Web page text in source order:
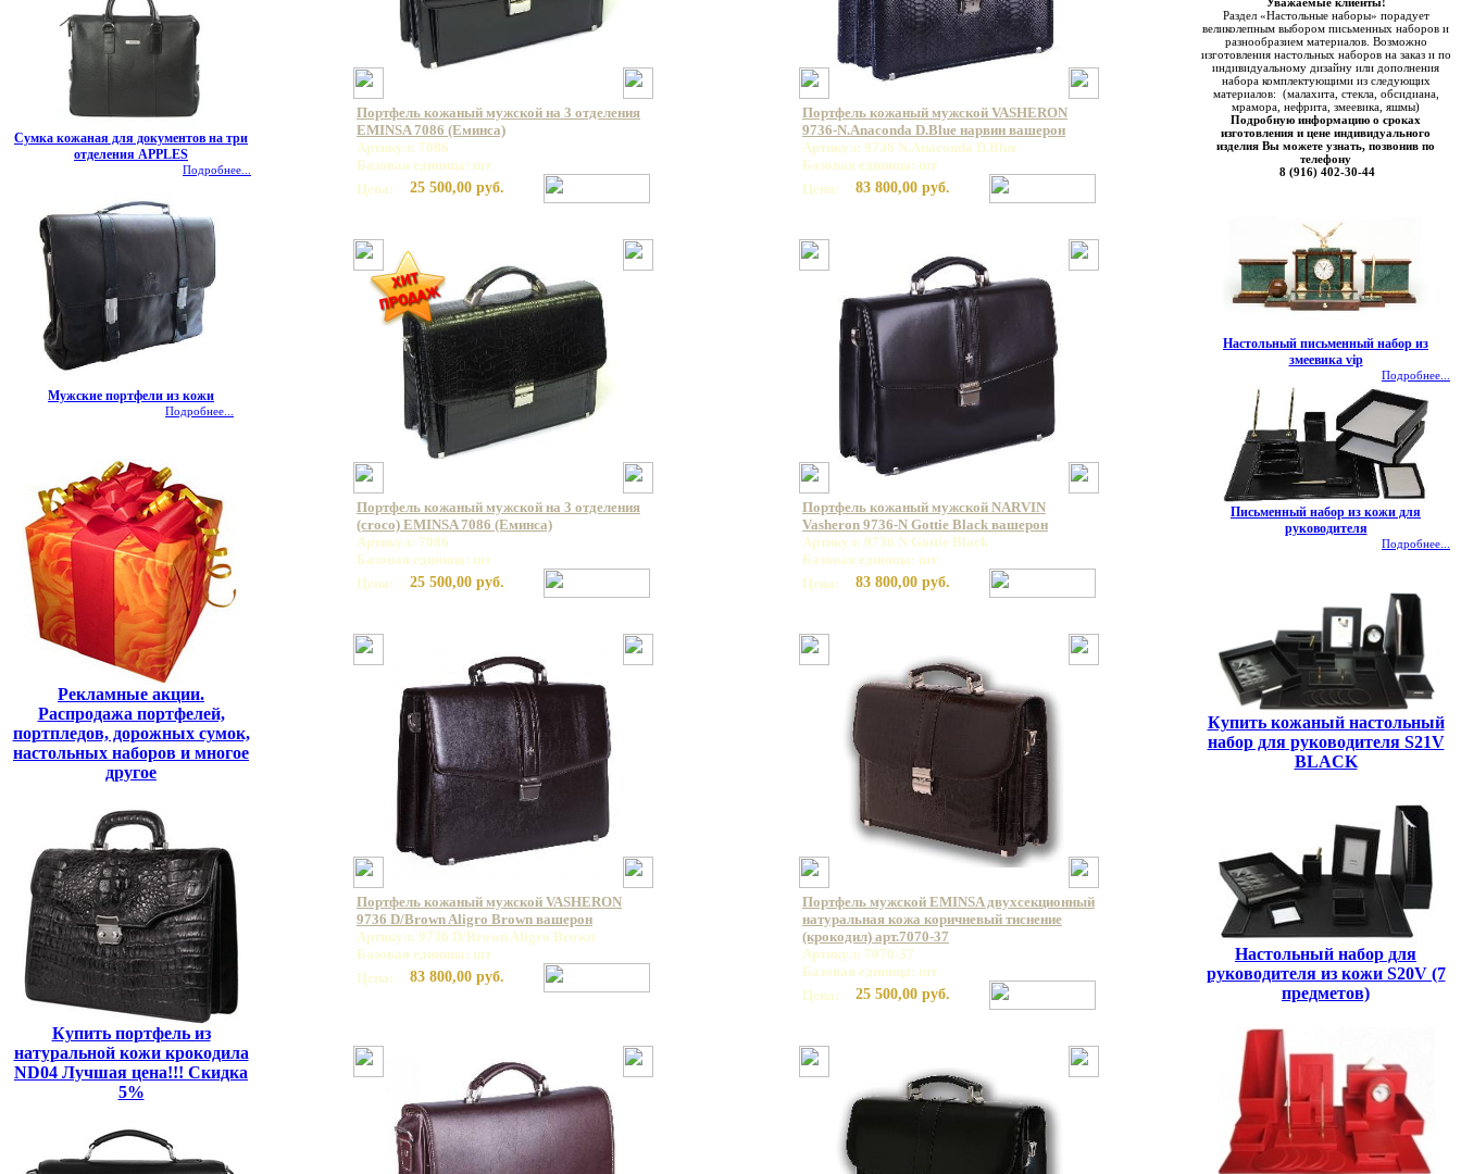
Сумка кожаная для документов на три
отделения APPLES
Подробнее...
Мужские портфели из кожи
Подробнее...
Рекламные акции.
Распродажа портфелей,
портпледов, дорожных сумок,
настольных наборов и многое
другое
Купить портфель из
натуральной кожи крокодила
ND04 Лучшая цена!!! Скидка
5%
Портфель кожаный мужской на 3 отделения
EMINSA 7086 (Еминса)
Артикул: 7086
Базовая единица: шт
Цена:
25 500,00 руб.
Портфель кожаный мужской VASHERON
9736-N.Anaconda D.Blue нарвин вашерон
Артикул: 9736 N.Anaconda D.Blue
Базовая единица: шт
Цена:
83 800,00 руб.
Портфель кожаный мужской на 3 отделения
(croco) EMINSA 7086 (Еминса)
Артикул: 7086
Базовая единица: шт
Цена:
25 500,00 руб.
Портфель кожаный мужской NARVIN
Vasheron 9736-N Gottie Black вашерон
Артикул: 9736 N Gottie Black
Базовая единица: шт
Цена:
83 800,00 руб.
Портфель кожаный мужской VASHERON
9736 D/Brown Aligro Brown вашерон
Артикул: 9736 D/Brown Aligro Brown
Базовая единица: шт
Цена:
83 800,00 руб.
Портфель мужской EMINSA двухсекционный
натуральная кожа коричневый тиснение
(крокодил) арт.7070-37
Артикул: 7070-37
Базовая единица: шт
Цена:
25 500,00 руб.
Раздел «Настольные наборы» порадует
великолепным выбором письменных наборов и
разнообразием материалов. Возможно
изготовления настольных наборов на заказ и по
индивидуальному дизайну или дополнения
набора комплектующими из следующих
материалов: (малахита, стекла, обсидиана,
мрамора, нефрита, змеевика, яшмы)
Подробную информацию о сроках
изготовления и цене индивидуального
изделия Вы можете узнать, позвонив по
телефону
8 (916) 402-30-44
Настольный письменный набор из
змеевика vip
Подробнее...
Письменный набор из кожи для
руководителя
Подробнее...
Купить кожаный настольный
набор для руководителя S21V
BLACK
Настольный набор для
руководителя из кожи S20V (7
предметов)